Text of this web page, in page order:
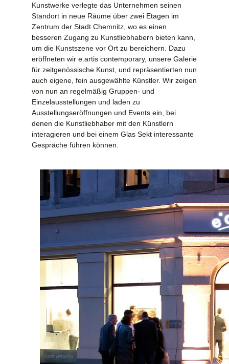
Kunstwerke verlegte das Unternehmen seinen
Standort in neue Räume über zwei Etagen im
Zentrum der Stadt Chemnitz, wo es einen
besseren Zugang zu Kunstliebhabern bieten kann,
um die Kunstszene vor Ort zu bereichern. Dazu
eröffneten wir e.artis contemporary, unsere Galerie
für zeitgenössische Kunst, und repräsentierten nun
auch eigene, fein ausgewählte Künstler. Wir zeigen
von nun an regelmäßig Gruppen- und
Einzelausstellungen und laden zu
Ausstellungseröffnungen und Events ein, bei
denen die Kunstliebhaber mit den Künstlern
interagieren und bei einem Glas Sekt interessante
Gespräche führen können.